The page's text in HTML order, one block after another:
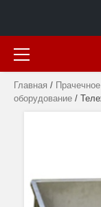
Primary
Menu
Главная /
оборудование /